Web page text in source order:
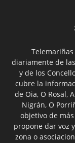
diariamente de
y de los
cubre la
de Oia, O Rosal,
Nigrán, O
objetivo de
propone dar voz
zona o